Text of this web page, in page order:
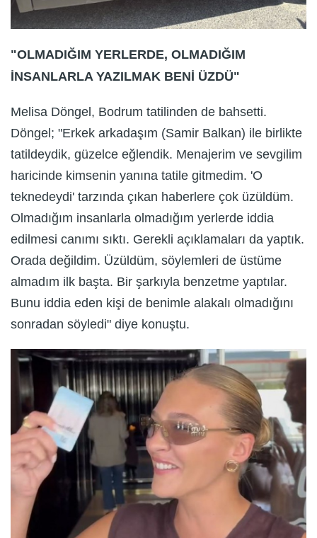
"OLMADIĞIM YERLERDE, OLMADIĞIM
İNSANLARLA YAZILMAK BENİ ÜZDÜ"
Melisa Döngel, Bodrum tatilinden de bahsetti.
Döngel; "Erkek arkadaşım (Samir Balkan) ile birlikte
tatildeydik, güzelce eğlendik. Menajerim ve sevgilim
haricinde kimsenin yanına tatile gitmedim. 'O
teknedeydi' tarzında çıkan haberlere çok üzüldüm.
Olmadığım insanlarla olmadığım yerlerde iddia
edilmesi canımı sıktı. Gerekli açıklamaları da yaptık.
Orada değildim. Üzüldüm, söylemleri de üstüme
almadım ilk başta. Bir şarkıyla benzetme yaptılar.
Bunu iddia eden kişi de benimle alakalı olmadığını
sonradan söyledi" diye konuştu.